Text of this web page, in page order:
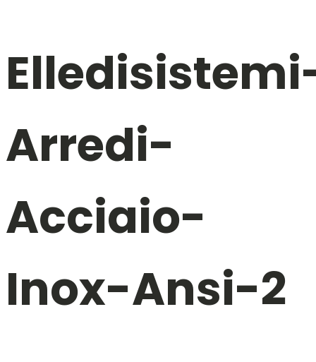
Arredi-
Acciaio-
Inox-Ansi-2